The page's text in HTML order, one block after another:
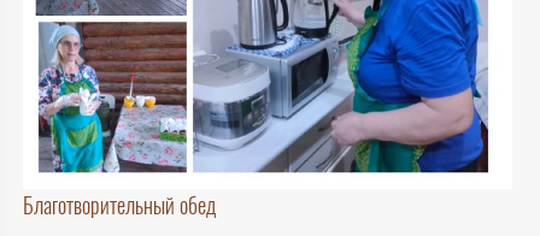
Благотворительный обед